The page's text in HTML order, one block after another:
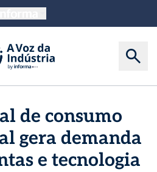
de consumo
gera demanda
e tecnologia